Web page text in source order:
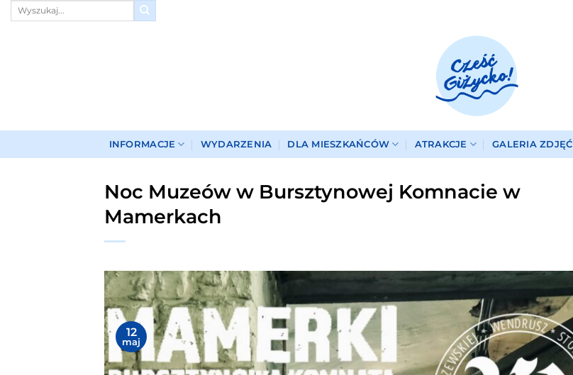
Przewiń
INFORMACJE WYDARZENIA DLA MIESZKAŃCÓW ATRAKCJE GALERIA ZDJĘĆ
Noc Muzeów w Bursztynowej Komnacie w
Mamerkach
12
maj